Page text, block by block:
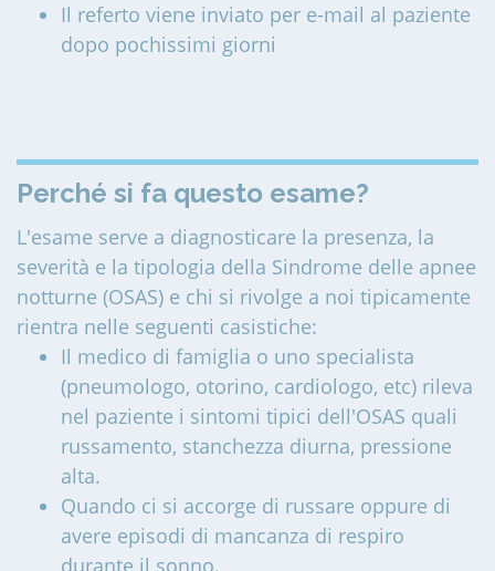
Il referto viene inviato per e-mail al paziente
dopo pochissimi giorni
Perché si fa questo esame?
L'esame serve a diagnosticare la presenza, la
severità e la tipologia della Sindrome delle apnee
notturne (OSAS) e chi si rivolge a noi tipicamente
rientra nelle seguenti casistiche:
Il medico di famiglia o uno specialista
(pneumologo, otorino, cardiologo, etc) rileva
nel paziente i sintomi tipici dell'OSAS quali
russamento, stanchezza diurna, pressione
alta.
Quando ci si accorge di russare oppure di
avere episodi di mancanza di respiro
durante il sonno.